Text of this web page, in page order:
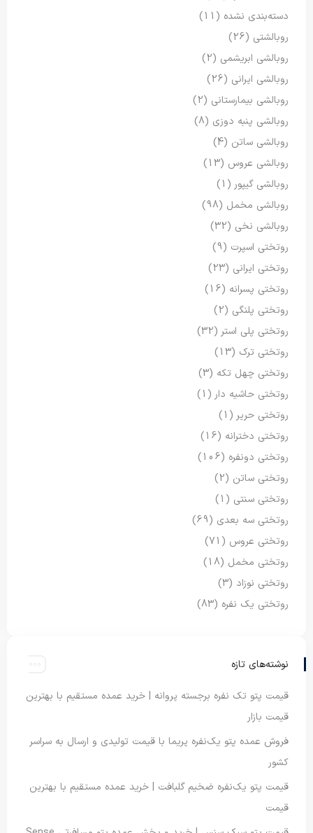
دسته‌بندی نشده (11)
روبالشتی (26)
روبالشی ابریشمی (2)
روبالشی ایرانی (26)
روبالشی بیمارستانی (2)
روبالشی پنبه دوزی (8)
روبالشی ساتن (4)
روبالشی عروس (13)
روبالشی گیپور (1)
روبالشی مخمل (98)
روبالشی نخی (32)
روتختی اسپرت (9)
روتختی ایرانی (23)
روتختی پسرانه (16)
روتختی پلنگی (2)
روتختی پلی استر (32)
روتختی ترک (13)
روتختی چهل تکه (3)
روتختی حاشیه دار (1)
روتختی حریر (1)
روتختی دخترانه (16)
روتختی دونفره (106)
روتختی ساتن (2)
روتختی سنتی (1)
روتختی سه بعدی (69)
روتختی عروس (71)
روتختی مخمل (18)
روتختی نوزاد (3)
روتختی یک نفره (83)
نوشته‌های تازه
قیمت پتو تک نفره برجسته پروانه | خرید عمده مستقیم با بهترین
قیمت بازار
فروش عمده پتو یک‌نفره پریما با قیمت تولیدی و ارسال به سراسر
کشور
قیمت پتو یک‌نفره ضخیم گلبافت | خرید عمده مستقیم با بهترین
قیمت